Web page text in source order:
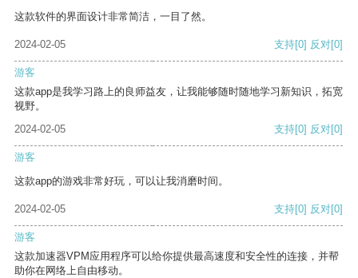
这款软件的界面设计非常简洁，一目了然。
2024-02-05 支持[0] 反对[0]
游客
这款app是我学习路上的良师益友，让我能够随时随地学习新知识，拓宽
视野。
2024-02-05
支持[0] 反对[0]
游客
这款app的游戏非常好玩，可以让我消磨时间。
2024-02-05 支持[0] 反对[0]
游客
这款加速器VPM应用程序可以给你提供最高速度和安全性的连接，并帮
助你在网络上自由移动。